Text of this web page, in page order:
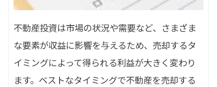
不動産投資は市場の状況や需要など、さまざま
な要素が収益に影響を与えるため、売却するタ
イミングによって得られる利益が大きく変わり
ます。ベストなタイミングで不動産を売却する